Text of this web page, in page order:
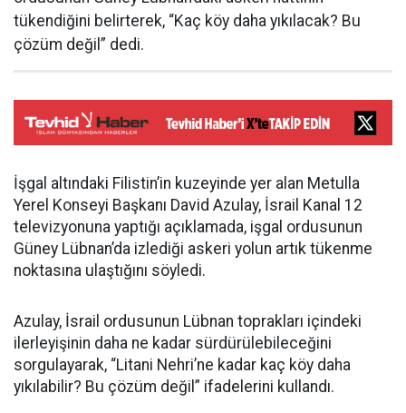
tükendiğini belirterek, “Kaç köy daha yıkılacak? Bu
çözüm değil” dedi.
İşgal altındaki Filistin’in kuzeyinde yer alan Metulla
Yerel Konseyi Başkanı David Azulay, İsrail Kanal 12
televizyonuna yaptığı açıklamada, işgal ordusunun
Güney Lübnan’da izlediği askeri yolun artık tükenme
noktasına ulaştığını söyledi.
Azulay, İsrail ordusunun Lübnan toprakları içindeki
ilerleyişinin daha ne kadar sürdürülebileceğini
sorgulayarak, “Litani Nehri’ne kadar kaç köy daha
yıkılabilir? Bu çözüm değil” ifadelerini kullandı.